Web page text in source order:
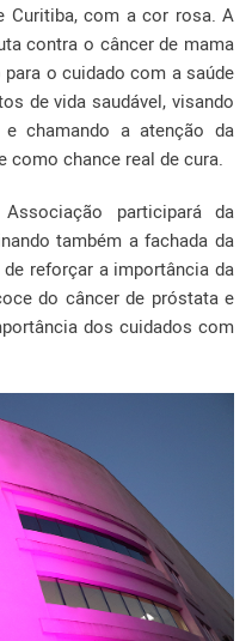
Curitiba, com a cor rosa. A
contra o câncer de mama
o cuidado com a saúde
de vida saudável, visando
chamando a atenção da
como chance real de cura.
participará da
também a fachada da
reforçar a importância da
do câncer de próstata e
dos cuidados com